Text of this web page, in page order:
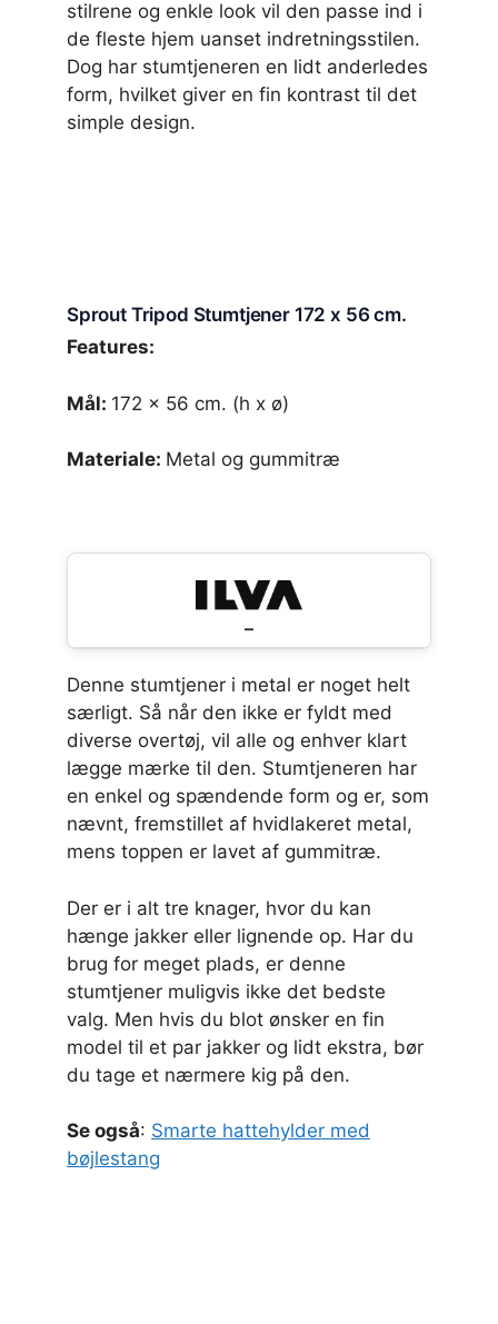
stilrene og enkle look vil den passe ind i
de fleste hjem uanset indretningsstilen.
Dog har stumtjeneren en lidt anderledes
form, hvilket giver en fin kontrast til det
simple design.
Sprout Tripod Stumtjener 172 x 56 cm.
Features:
Mål: 172 x 56 cm. (h x ø)
Materiale: Metal og gummitræ
–
Denne stumtjener i metal er noget helt
særligt. Så når den ikke er fyldt med
diverse overtøj, vil alle og enhver klart
lægge mærke til den. Stumtjeneren har
en enkel og spændende form og er, som
nævnt, fremstillet af hvidlakeret metal,
mens toppen er lavet af gummitræ.
Der er i alt tre knager, hvor du kan
hænge jakker eller lignende op. Har du
brug for meget plads, er denne
stumtjener muligvis ikke det bedste
valg. Men hvis du blot ønsker en fin
model til et par jakker og lidt ekstra, bør
du tage et nærmere kig på den.
Se også: Smarte hattehylder med
bøjlestang